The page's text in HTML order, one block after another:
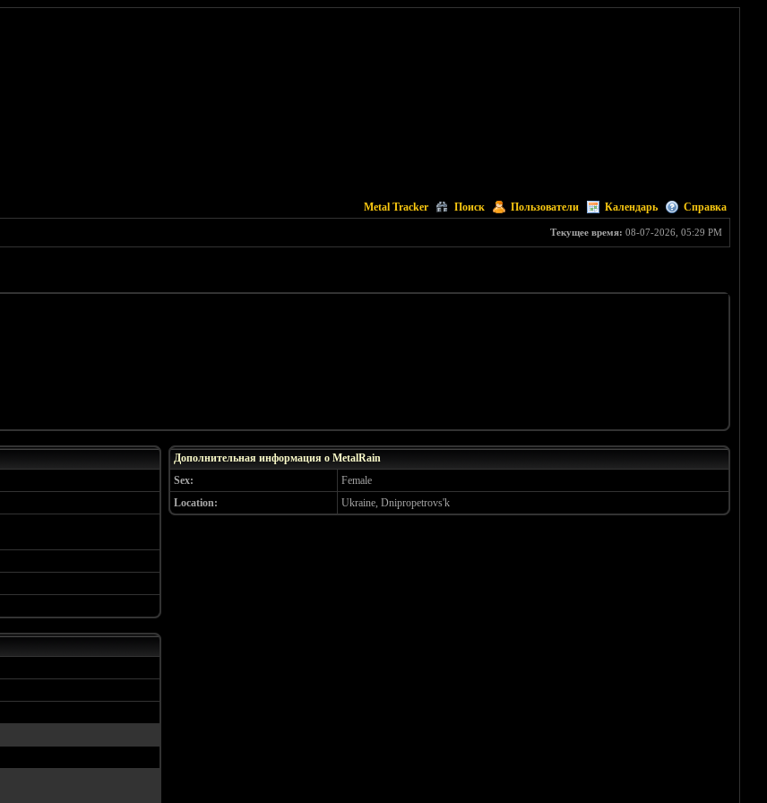
Metal Tracker Поиск Пользователи Календарь Справка
Текущее время: 08-07-2026, 05:29 PM
Дополнительная информация о MetalRain
Sex:
Female
Location:
Ukraine, Dnipropetrovs'k